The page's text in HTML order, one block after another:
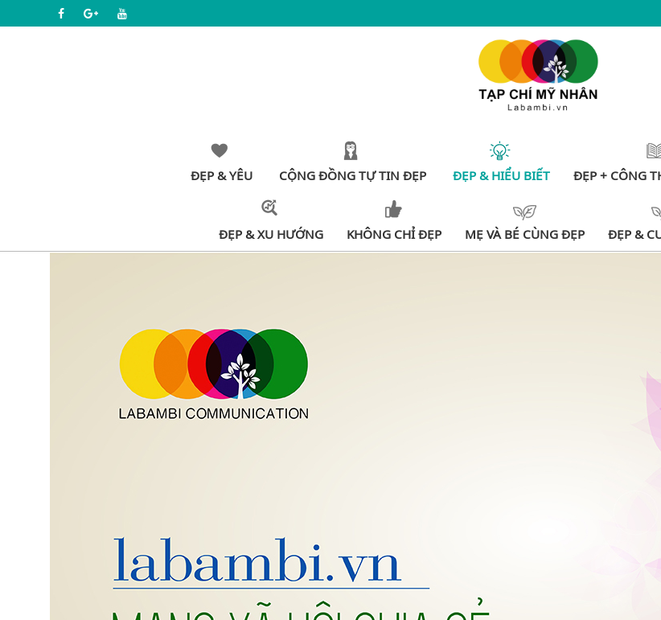
ĐẸP & YÊU CỘNG ĐỒNG TỰ TIN ĐẸP ĐẸP & HIỂU BIẾT ĐẸP + CÔNG
ĐẸP & XU HƯỚNG KHÔNG CHỈ ĐẸP MẸ VÀ BÉ CÙNG ĐẸP ĐẸP &